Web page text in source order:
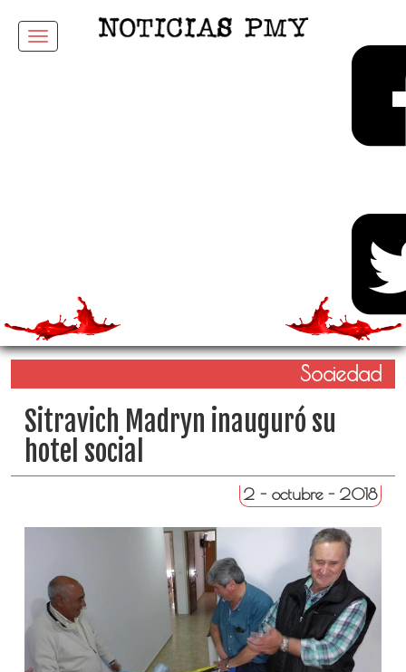
Menu
Sociedad
Sitravich Madryn inauguró su
hotel social
2 - octubre - 2018